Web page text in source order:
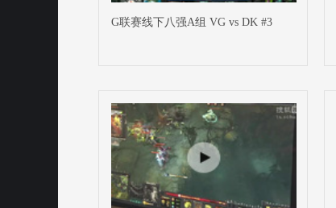
G联赛线下八强A组 VG vs DK #3